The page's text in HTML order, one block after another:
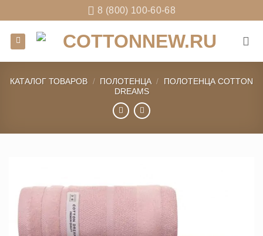
to
content
8 (800) 100-60-68
КАТАЛОГ ТОВАРОВ / ПОЛОТЕНЦА /
ПОЛОТЕНЦА COTTON
DREAMS